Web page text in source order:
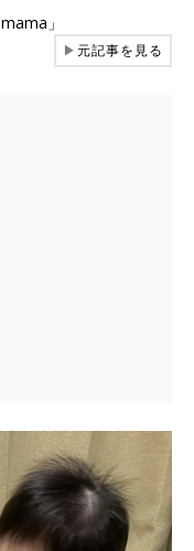
」
▶元記事を見る